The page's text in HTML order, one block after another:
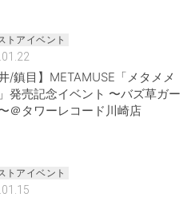
トアイベント
井/鎮目】METAMUSE「メタメメ
発売記念イベント 〜バズ草ガー
＠タワーレコード川崎店
トアイベント